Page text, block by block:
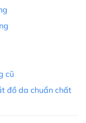
cũ
đồ da chuẩn chất